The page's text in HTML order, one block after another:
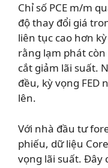
Chỉ số PCE m/m
độ thay đổi giá
liên tục cao hơn
rằng lạm phát còn
cắt giảm lãi suất.
đều, kỳ vọng FED
lên.
Với nhà đầu tư
phiếu, dữ liệu
vọng lãi suất. Đây